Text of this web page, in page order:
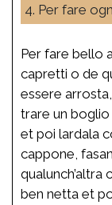
4. Per fare
Per fare bello
capretti o de
essere
trare un
et poi lardala
cappone,
qualunch’altra
ben netta et